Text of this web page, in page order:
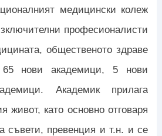
медицински колеж
професионалисти
общественото здраве
нови академици, 5 нови
Академик прилага
живот, като основно отговаря
съвети, превенция и т.н. и се